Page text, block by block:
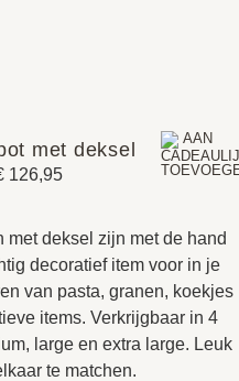
met deksel
126,95
deksel zijn met de hand
decoratief item voor in je
van pasta, granen, koekjes
items. Verkrijgbaar in 4
large en extra large. Leuk
te matchen.